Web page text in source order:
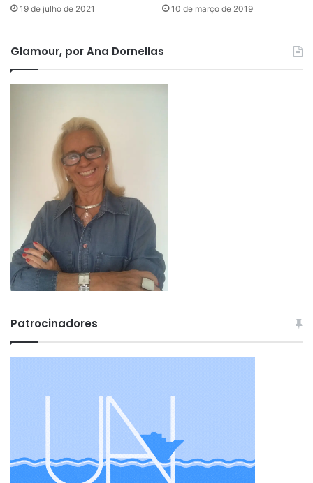
19 de julho de 2021 10 de março de 2019
Glamour, por Ana Dornellas
Patrocinadores